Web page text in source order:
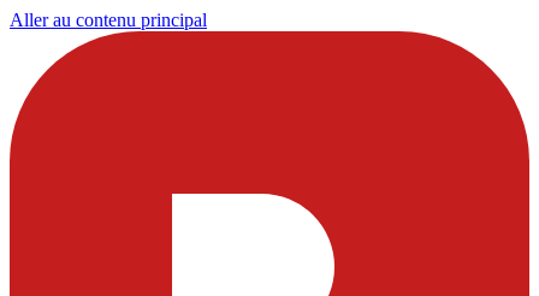
Aller au contenu principal